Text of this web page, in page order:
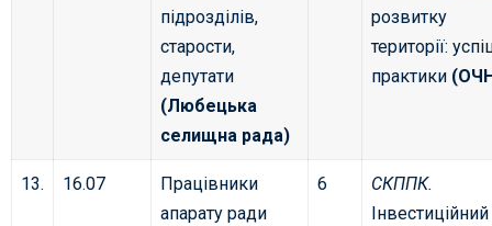
підрозділів,
старости,
депутати
(Любецька
селищна рада)
розвитку
території:
практики
13. 16.07
Працівники
апарату ради
6
СКППК.
Інвестиційний